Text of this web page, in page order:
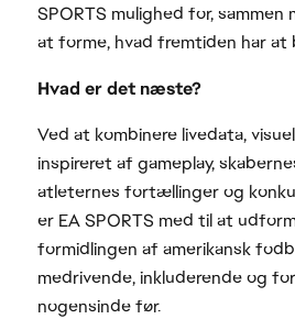
SPORTS mulighed for, sammen
at forme, hvad fremtiden har at
Hvad er det næste?
Ved at kombinere livedata,
inspireret af gameplay,
atleternes fortællinger og
er EA SPORTS med til at
formidlingen af amerikansk
medrivende, inkluderende og
nogensinde før.